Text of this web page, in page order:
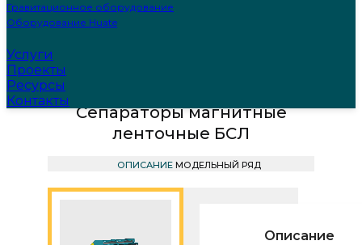
Гравитационное оборудование
Оборудование Huate
Услуги
Проекты
Ресурсы
Контакты
ГЛАВНАЯ
СЕПАРАТОРЫ СЕРИИ БСЛ
Сепараторы магнитные
ленточные БСЛ
ОПИСАНИЕ МОДЕЛЬНЫЙ РЯД
Описание